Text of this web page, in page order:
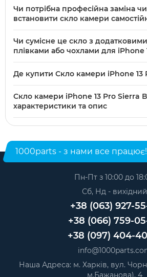
правильно розташоване поверх
«Альпійська блакить» і
блакитному кольорі, призначений для
поєднання з корпусом Sierra Blue.
Чи потрібна професійна заміна
встановити скло камери
вимагає акуратності: потрібно зняти
Якщо у вас немає досвіду роботи з
деталями та інструментами, краще
сервісному центру, щоб уникнути
камери.
Чи сумісне це скло з
плівками або чохлами для iPhone
стандартне розташування в корпусі
камери. Перед покупкою
чохол залишає простір для рамки і не
камери.
Де купити Скло камери iPhone 13
нашому інтернет-магазині. Категорія:
Скло камери iPhone 13 Pro Sierra
характеристики та опис
1000parts - з нами все працює!
Пн-Пт з 10:00 до
Сб, Нд - вихідний
+38 (063) 927-
+38 (066) 759-
+38 (097) 404-
Наша Адреса: м. Харків, вул.
м.Бажанова), 4